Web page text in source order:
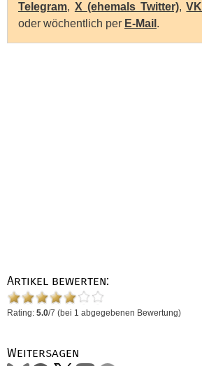
Telegram, X (ehemals Twitter),VK
oder wöchentlich per E-Mail .
Artikel bewerten:
Rating: 5.0/7 (bei 1 abgegebenen Bewertung)
Weitersagen